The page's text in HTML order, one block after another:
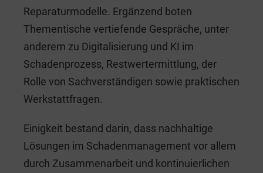
Reparaturmodelle. Ergänzend boten
Thementische vertiefende Gespräche, unter
anderem zu Digitalisierung und KI im
Schadenprozess, Restwertermittlung, der
Rolle von Sachverständigen sowie praktischen
Werkstattfragen.
Einigkeit bestand darin, dass nachhaltige
Lösungen im Schadenmanagement vor allem
durch Zusammenarbeit und kontinuierlichen